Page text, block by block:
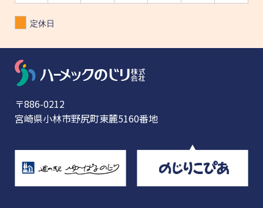
定休日
〒886-0212
宮崎県小林市野尻町東麓5160番地